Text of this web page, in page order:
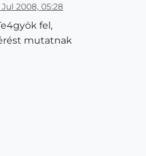
Jul 2008, 05:28
fel,
mutatnak